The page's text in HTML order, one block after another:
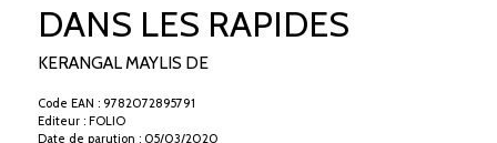
DANS LES RAPIDES
KERANGAL MAYLIS DE
Code EAN : 9782072895791
Editeur : FOLIO
Date de parution : 05/03/2020